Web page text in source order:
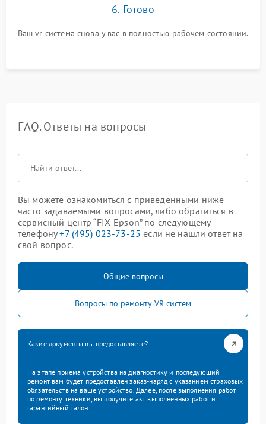
6. Готово
Ваш vr система снова у вас в полностью рабочем состоянии.
FAQ. Ответы на вопросы
Вы можете ознакомиться с приведенными ниже
часто задаваемыми вопросами, либо обратиться в
сервисный центр “FIX-Epson” по следующему
телефону+7 (495) 023-73-25 если не нашли ответ на
свой вопрос.
Общие вопросы
Вопросы по ремонту VR систем
Какие документы вы предоставляете?
На этапе приема устройства на диагностику и последующий
ремонт вам будет предоставлен заказ-наряд с указанием страховых
обязательств на ваше устройство. Далее, после выполнения работ
по ремонту техники, вы получите акт выполненных работ и
гарантийный талон.